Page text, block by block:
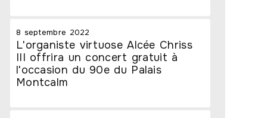
8 septembre 2022
L'organiste virtuose Alcée Chriss
III offrira un concert gratuit à
l'occasion du 90e du Palais
Montcalm